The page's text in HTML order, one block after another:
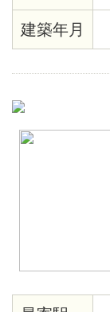
建築年月